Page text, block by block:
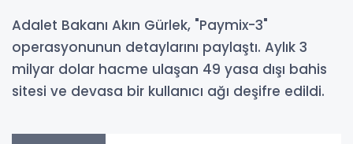
Adalet Bakanı Akın Gürlek, "Paymix-3"
operasyonunun detaylarını paylaştı. Aylık 3
milyar dolar hacme ulaşan 49 yasa dışı bahis
sitesi ve devasa bir kullanıcı ağı deşifre edildi.